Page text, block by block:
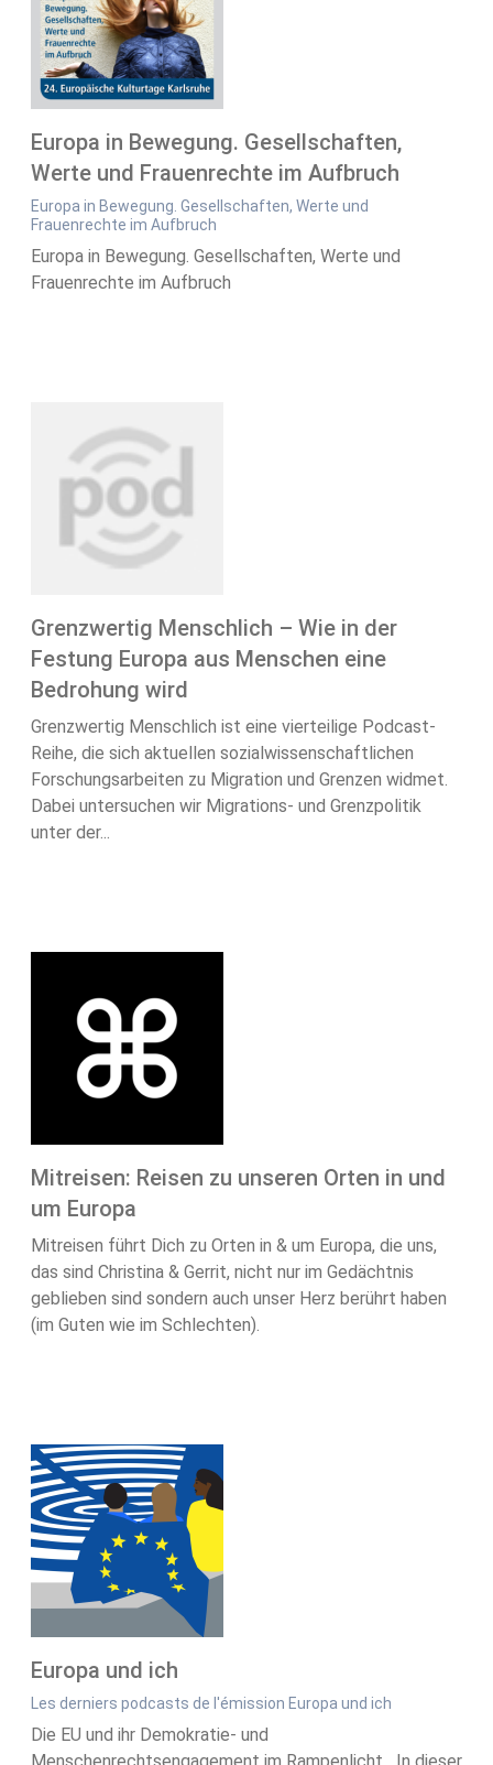
Europa in Bewegung. Gesellschaften,
Werte und Frauenrechte im Aufbruch
Europa in Bewegung. Gesellschaften, Werte und
Frauenrechte im Aufbruch
Europa in Bewegung. Gesellschaften, Werte und
Frauenrechte im Aufbruch
Grenzwertig Menschlich – Wie in der
Festung Europa aus Menschen eine
Bedrohung wird
Grenzwertig Menschlich ist eine vierteilige Podcast-
Reihe, die sich aktuellen sozialwissenschaftlichen
Forschungsarbeiten zu Migration und Grenzen widmet.
Dabei untersuchen wir Migrations- und Grenzpolitik
unter der...
Mitreisen: Reisen zu unseren Orten in und
um Europa
Mitreisen führt Dich zu Orten in & um Europa, die uns,
das sind Christina & Gerrit, nicht nur im Gedächtnis
geblieben sind sondern auch unser Herz berührt haben
(im Guten wie im Schlechten).
Europa und ich
Les derniers podcasts de l'émission Europa und ich
Die EU und ihr Demokratie- und